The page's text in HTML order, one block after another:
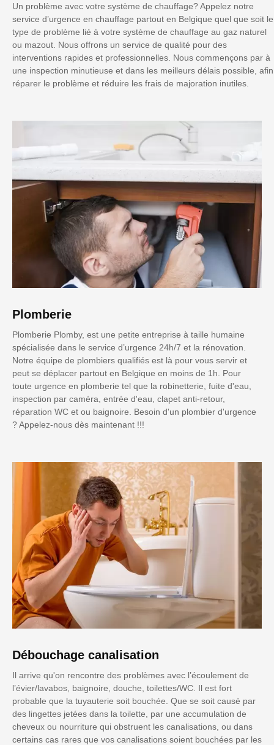
Un problème avec votre système de chauffage? Appelez notre
service d’urgence en chauffage partout en Belgique quel que soit le
type de problème lié à votre système de chauffage au gaz naturel
ou mazout. Nous offrons un service de qualité pour des
interventions rapides et professionnelles. Nous commençons par à
une inspection minutieuse et dans les meilleurs délais possible, afin
réparer le problème et réduire les frais de majoration inutiles.
Plomberie
Plomberie Plomby, est une petite entreprise à taille humaine
spécialisée dans le service d’urgence 24h/7 et la rénovation.
Notre équipe de plombiers qualifiés est là pour vous servir et
peut se déplacer partout en Belgique en moins de 1h. Pour
toute urgence en plomberie tel que la robinetterie, fuite d'eau,
inspection par caméra, entrée d'eau, clapet anti-retour,
réparation WC et ou baignoire. Besoin d'un plombier d'urgence
? Appelez-nous dès maintenant !!!
Débouchage canalisation
Il arrive qu'on rencontre des problèmes avec l’écoulement de
l’évier/lavabos, baignoire, douche, toilettes/WC. Il est fort
probable que la tuyauterie soit bouchée. Que se soit causé par
des lingettes jetées dans la toilette, par une accumulation de
cheveux ou nourriture qui obstruent les canalisations, ou dans
certains cas rares que vos canalisations soient bouchées par les